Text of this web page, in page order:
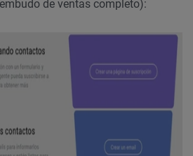
de ventas completo):